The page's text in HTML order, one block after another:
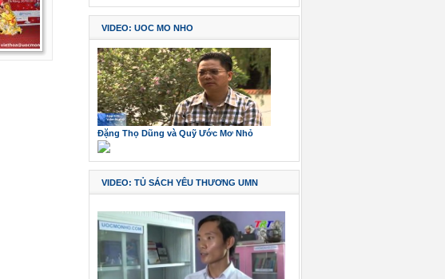
VIDEO: UOC MO NHO
Đặng Thọ Dũng và Quỹ Ước Mơ Nhỏ
VIDEO: TỦ SÁCH YÊU THƯƠNG UMN